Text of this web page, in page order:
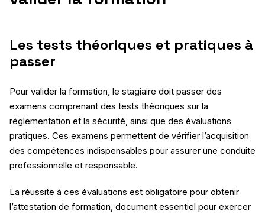
Les tests théoriques et pratiques à
passer
Pour valider la formation, le stagiaire doit passer des
examens comprenant des tests théoriques sur la
réglementation et la sécurité, ainsi que des évaluations
pratiques. Ces examens permettent de vérifier l’acquisition
des compétences indispensables pour assurer une conduite
professionnelle et responsable.
La réussite à ces évaluations est obligatoire pour obtenir
l’attestation de formation, document essentiel pour exercer